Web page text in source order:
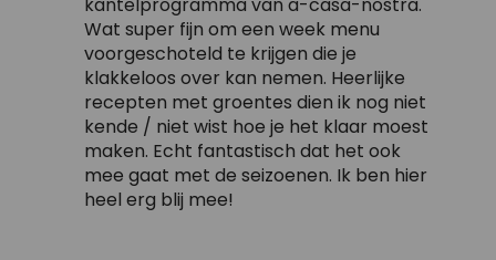
Wat super fijn om een week menu
voorgeschoteld te krijgen die je
klakkeloos over kan nemen. Heerlijke
recepten met groentes dien ik nog niet
kende / niet wist hoe je het klaar moest
maken. Echt fantastisch dat het ook
mee gaat met de seizoenen. Ik ben hier
heel erg blij mee!